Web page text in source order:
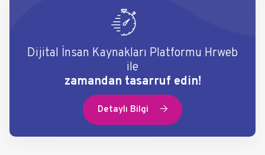
Dijital İnsan Kaynakları Platformu Hrweb
ile
zamandan tasarruf edin!
Detaylı Bilgi